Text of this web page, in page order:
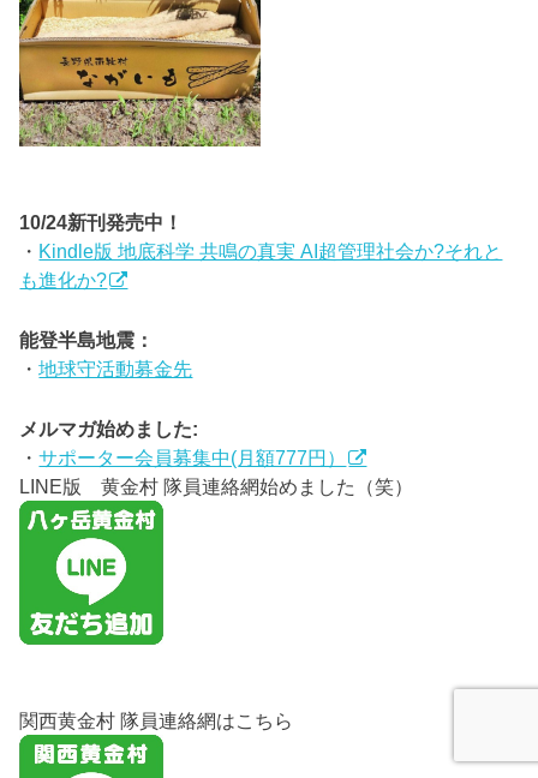
10/24新刊発売中！
・ Kindle版 地底科学 共鳴の真実 AI超管理社会か?それと
も進化か?
能登半島地震：
・地球守活動募金先
メルマガ始めました:
・サポーター会員募集中(月額777円）
LINE版 黄金村 隊員連絡網始めました（笑）
関西黄金村 隊員連絡網はこちら